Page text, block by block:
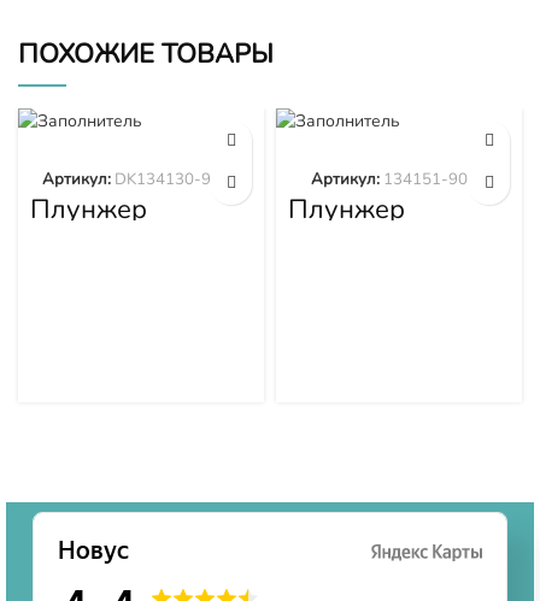
ПОХОЖИЕ ТОВАРЫ
Плунжер
DK134130-9320
Артикул: DK134130-9320
Плунжер
134151-9020
Артикул: 134151-9020